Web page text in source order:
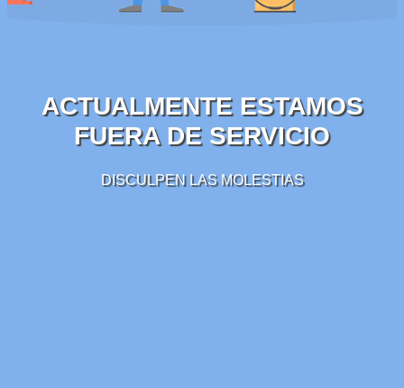
ACTUALMENTE ESTAMOS
FUERA DE SERVICIO
DISCULPEN LAS MOLESTIAS